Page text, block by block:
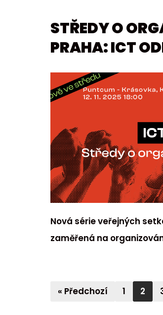
STŘEDY O
PRAHA: ICT
Nová série veřejných
zaměřená na
« Předchozí 1 2